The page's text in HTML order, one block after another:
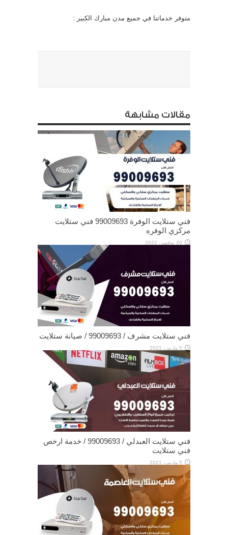
متوفر خدماتنا في جميع مدن مبارك الكبير :
مقالات مشابهة
فني ستلايت الوفرة 99009693 فني ستلايت
مركزي الوفره
20 نوفمبر، 2022
فني ستلايت مشرف / 99009693 / صيانة ستلايت
5 مارس، 2021
فني ستلايت العبدلي / 99009693 / خدمة ارخص
فني ستلايت
5 مارس، 2021